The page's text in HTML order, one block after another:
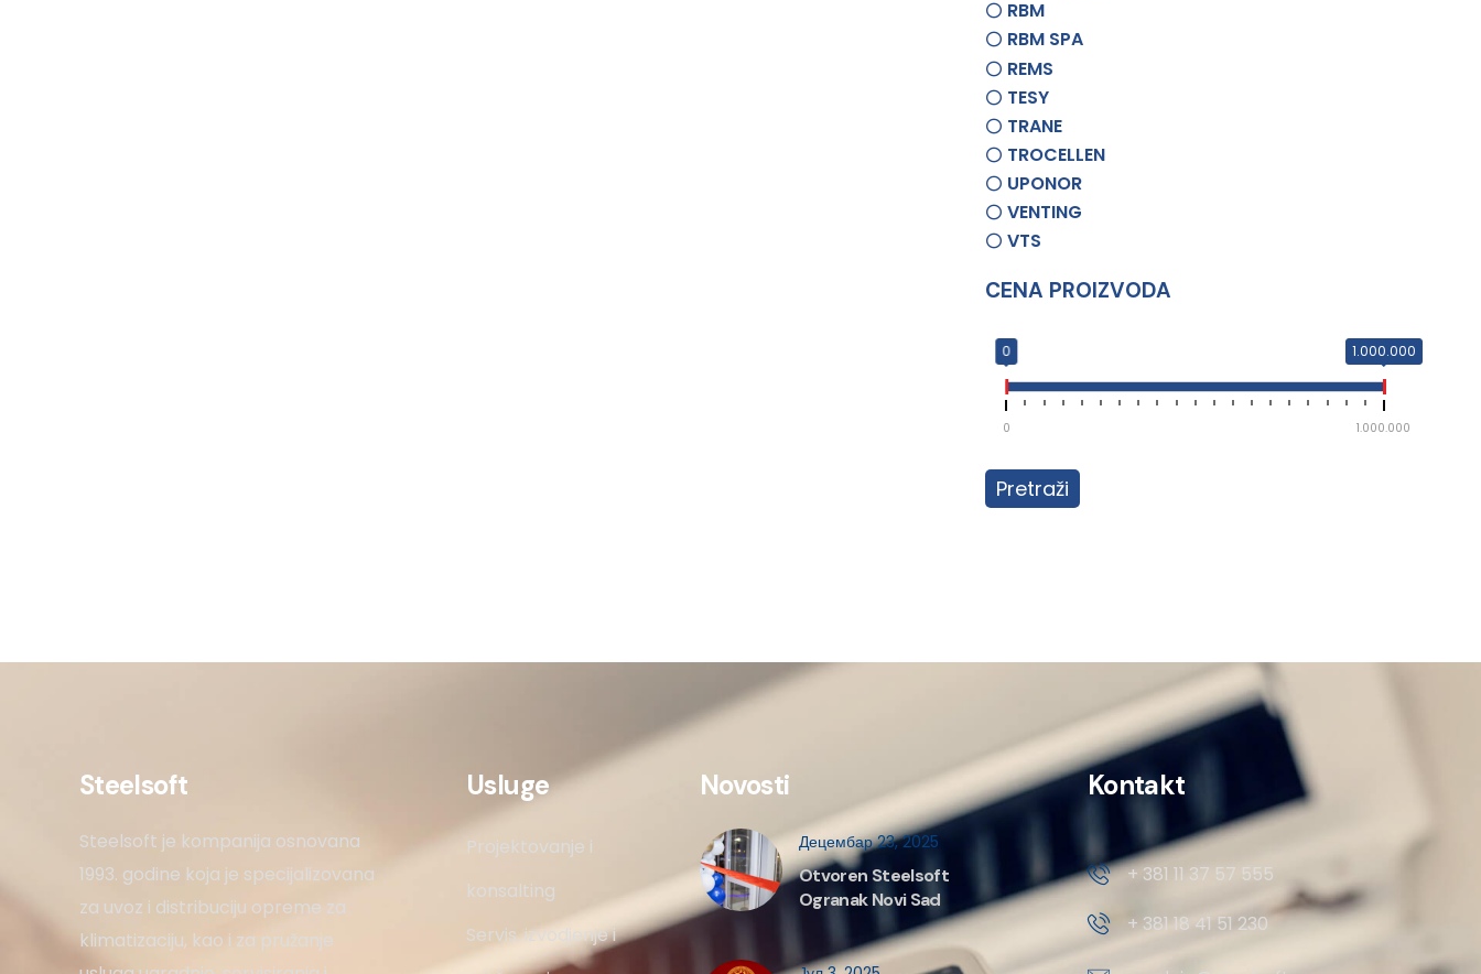
RBM
RBM SPA
REMS
TESY
TRANE
TROCELLEN
UPONOR
VENTING
VTS
CENA PROIZVODA
0 1.000.000
0 1.000.000
Pretraži
Steelsoft
Steelsoft je kompanija osnovana
1993. godine koja je specijalizovana
za uvoz i distribuciju opreme za
klimatizaciju, kao i za pružanje
Usluge
Projektovanje i
konsalting
Servis, izvodjenje i
Novosti
Децембар 23, 2025
Otvoren Steelsoft
Ogranak Novi Sad
Kontakt
+ 381 11 37 57 555
+ 381 18 41 51 230